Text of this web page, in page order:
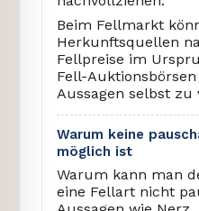
Beim Fellmarkt
Herkunftsquellen
Fellpreise im
Fell-
Aussagen selbst zu
Warum keine
möglich ist
Warum kann man
eine Fellart nicht